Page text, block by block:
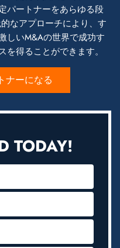
パートナーをあらゆる段
なアプローチにより、す
しいM&Aの世界で成功す
得ることができます。
ナーになる
TODAY!